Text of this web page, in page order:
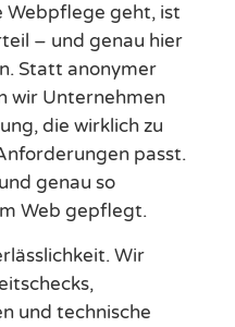
Webpflege geht, ist
– und genau hier
Statt anonymer
wir Unternehmen
die wirklich zu
passt.
genau so
Web gepflegt.
Wir
und technische